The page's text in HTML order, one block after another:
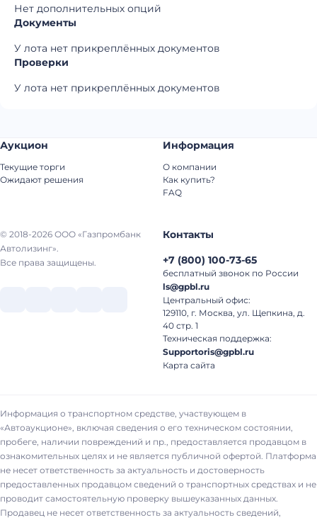
Нет дополнительных опций
Документы
У лота нет прикреплённых документов
Проверки
У лота нет прикреплённых документов
© 2018-2026 ООО «Газпромбанк
Автолизинг».
Все права защищены.
Аукцион
Текущие торги
Ожидают решения
Информация
О компании
Как купить?
FAQ
Контакты
+7 (800) 100-73-65
бесплатный звонок по России
ls@gpbl.ru
Центральный офис:
129110, г. Москва, ул. Щепкина, д.
40 стр. 1
Техническая поддержка:
Supportoris@gpbl.ru
Карта сайта
Информация о транспортном средстве, участвующем в
«Автоаукционе», включая сведения о его техническом состоянии,
пробеге, наличии повреждений и пр., предоставляется продавцом в
ознакомительных целях и не является публичной офертой. Платформа
не несет ответственность за актуальность и достоверность
предоставленных продавцом сведений о транспортных средствах и не
проводит самостоятельную проверку вышеуказанных данных.
Продавец не несет ответственность за актуальность сведений,